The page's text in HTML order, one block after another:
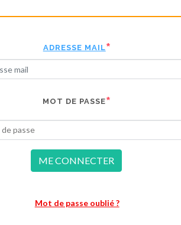
ADRESSE MAIL
MOT DE PASSE
ME CONNECTER
Mot de passe oublié ?